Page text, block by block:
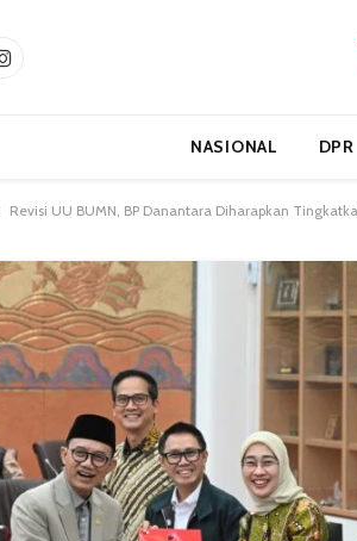
Instagram
NASIONAL DPR
Revisi UU BUMN, BP Danantara Diharapkan